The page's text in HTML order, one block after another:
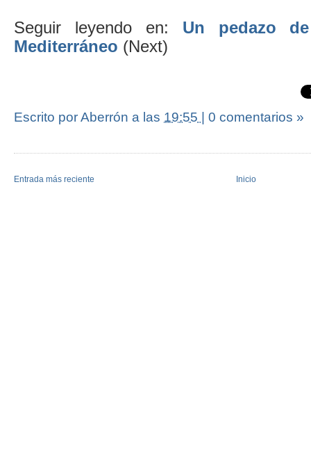
Seguir leyendo en: Un pedazo
Mediterráneo (Next)
Escrito por Aberrón a las 19:55 | 0 comentarios »
Entrada más reciente Inicio